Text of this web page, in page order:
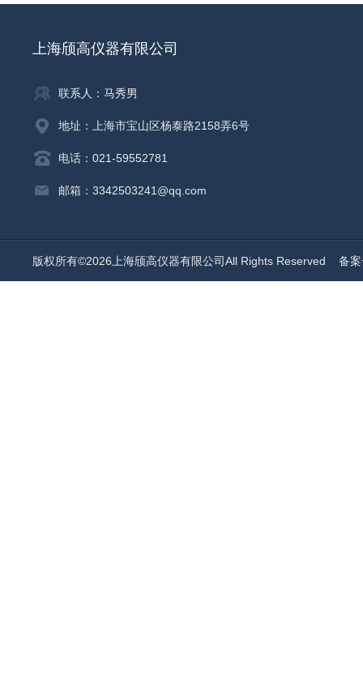
上海颀高仪器有限公司
联系人：马秀男
地址：上海市宝山区杨泰路2158弄6号
电话：021-59552781
邮箱：3342503241@qq.com
版权所有©2026上海颀高仪器有限公司All Rights Reserved 备